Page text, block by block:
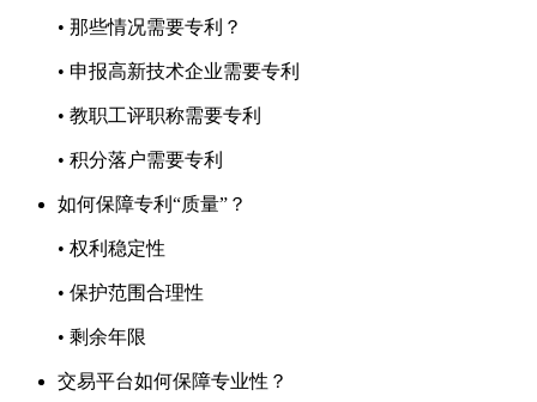
• 那些情况需要专利？
• 申报高新技术企业需要专利
• 教职工评职称需要专利
• 积分落户需要专利
如何保障专利“质量”？
• 权利稳定性
• 保护范围合理性
• 剩余年限
交易平台如何保障专业性？